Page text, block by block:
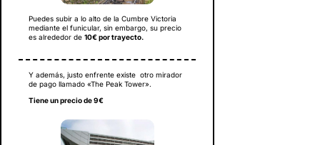
Puedes subir a lo alto de la Cumbre Victoria
mediante el funicular, sin embargo, su precio
es alrededor de 10€ por trayecto.
Y además, justo enfrente existe otro mirador
de pago llamado «The Peak Tower».
Tiene un precio de 9€